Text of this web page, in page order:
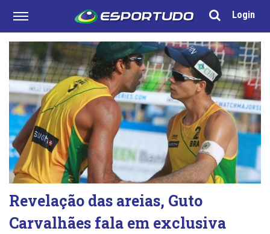
Login
Revelação das areias, Guto
Carvalhães fala em exclusiva